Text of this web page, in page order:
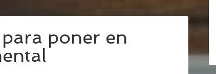
poner en